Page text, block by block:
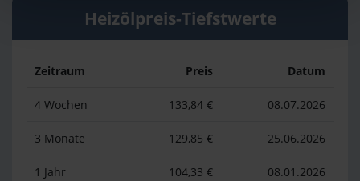
Heizölpreis-Tiefstwerte
Zeitraum Preis Datum
4 Wochen 133,84 € 08.07.2026
3 Monate 129,85 € 25.06.2026
1 Jahr 104,33 € 08.01.2026